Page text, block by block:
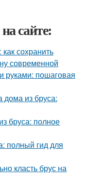
сайте:
сохранить
современной
руками: пошаговая
дома из бруса:
бруса: полное
полный гид для
класть брус на